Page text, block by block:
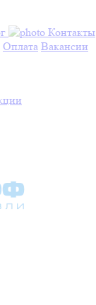
Контакты
Оплата Вакансии